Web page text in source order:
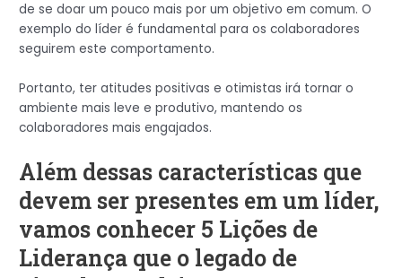
de se doar um pouco mais por um objetivo em comum. O
exemplo do líder é fundamental para os colaboradores
seguirem este comportamento.
Portanto, ter atitudes positivas e otimistas irá tornar o
ambiente mais leve e produtivo, mantendo os
colaboradores mais engajados.
Além dessas características que
devem ser presentes em um líder,
vamos conhecer 5 Lições de
Liderança que o legado de